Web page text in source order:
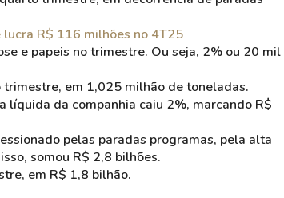
lucra R$ 116 milhões no 4T25
e papeis no trimestre. Ou seja, 2% ou 20 mil
em 1,025 milhão de toneladas.
líquida da companhia caiu 2%, marcando R$
pelas paradas programas, pela alta
somou R$ 2,8 bilhões.
em R$ 1,8 bilhão.